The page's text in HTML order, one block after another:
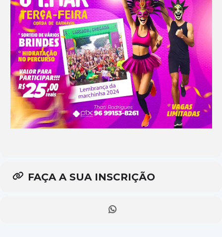
FAÇA A SUA INSCRIÇÃO